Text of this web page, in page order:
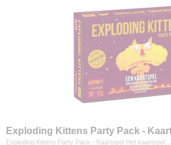
Exploding Kittens Party Pack -
Exploding Kittens Party Pack - Kaartspel Het kaartspel…